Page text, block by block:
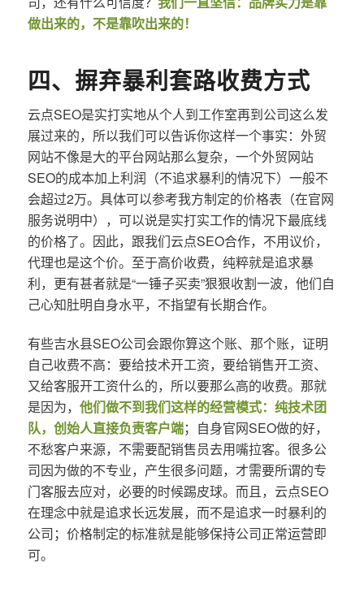
做出来的，不是靠吹出来的！
四、摒弃暴利套路收费方式
云点SEO是实打实地从个人到工作室再到公司这么发
展过来的，所以我们可以告诉你这样一个事实：外贸
网站不像是大的平台网站那么复杂，一个外贸网站
SEO的成本加上利润（不追求暴利的情况下）一般不
会超过2万。具体可以参考我方制定的价格表（在官网
服务说明中），可以说是实打实工作的情况下最底线
的价格了。因此，跟我们云点SEO合作，不用议价，
代理也是这个价。至于高价收费，纯粹就是追求暴
利，更有甚者就是“一锤子买卖”狠狠收割一波，他们自
己心知肚明自身水平，不指望有长期合作。
有些吉水县SEO公司会跟你算这个账、那个账，证明
自己收费不高：要给技术开工资，要给销售开工资、
又给客服开工资什么的，所以要那么高的收费。那就
是因为， 他们做不到我们这样的经营模式：纯技术团
队，创始人直接负责客户端；自身官网SEO做的好，
不愁客户来源，不需要配销售员去用嘴拉客。很多公
司因为做的不专业，产生很多问题，才需要所谓的专
门客服去应对，必要的时候踢皮球。而且，云点SEO
在理念中就是追求长远发展，而不是追求一时暴利的
公司；价格制定的标准就是能够保持公司正常运营即
可。